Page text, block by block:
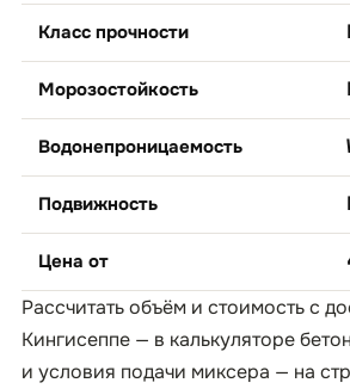
Класс прочности
Морозостойкость
Водонепроницаемость
Подвижность
Цена от
Рассчитать объём и стоимость с
Кингисеппе — в калькуляторе
и условия подачи миксера — на